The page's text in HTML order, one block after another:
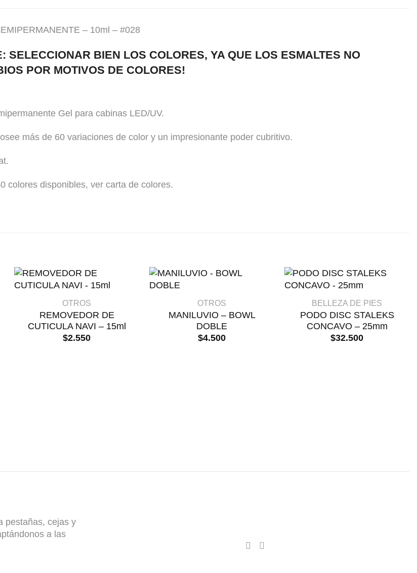
– 10ml – #028
SELECCIONAR BIEN LOS COLORES, YA QUE LOS ESMALTES NO
POR MOTIVOS DE COLORES!
Gel para cabinas LED/UV.
más de 60 variaciones de color y un impresionante poder cubritivo.
colores disponibles, ver carta de colores.
OTROS
REMOVEDOR DE
CUTICULA NAVI – 15ml
$2.550
OTROS
MANILUVIO – BOWL
DOBLE
$4.500
BELLEZA DE PIES
PODO DISC STALEKS
CONCAVO – 25mm
$32.500
pestañas, cejas y
a las